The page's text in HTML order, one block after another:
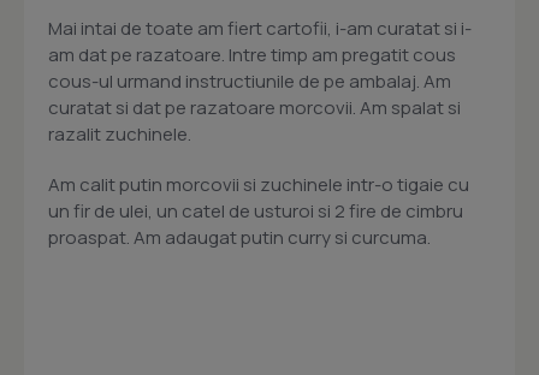
Mai intai de toate am fiert cartofii, i-am curatat si i-
am dat pe razatoare. Intre timp am pregatit cous
cous-ul urmand instructiunile de pe ambalaj. Am
curatat si dat pe razatoare morcovii. Am spalat si
razalit zuchinele.
Am calit putin morcovii si zuchinele intr-o tigaie cu
un fir de ulei, un catel de usturoi si 2 fire de cimbru
proaspat. Am adaugat putin curry si curcuma.